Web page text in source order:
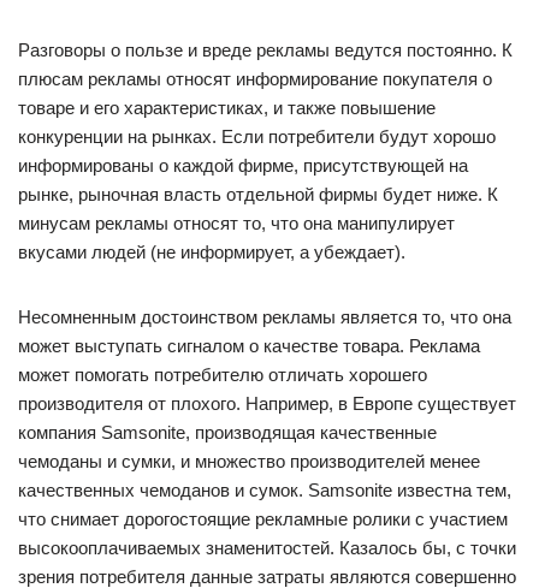
Разговоры о пользе и вреде рекламы ведутся постоянно. К
плюсам рекламы относят информирование покупателя о
товаре и его характеристиках, и также повышение
конкуренции на рынках. Если потребители будут хорошо
информированы о каждой фирме, присутствующей на
рынке, рыночная власть отдельной фирмы будет ниже. К
минусам рекламы относят то, что она манипулирует
вкусами людей (не информирует, а убеждает).
Несомненным достоинством рекламы является то, что она
может выступать сигналом о качестве товара. Реклама
может помогать потребителю отличать хорошего
производителя от плохого. Например, в Европе существует
компания Samsonite, производящая качественные
чемоданы и сумки, и множество производителей менее
качественных чемоданов и сумок. Samsonite известна тем,
что снимает дорогостоящие рекламные ролики с участием
высокооплачиваемых знаменитостей. Казалось бы, с точки
зрения потребителя данные затраты являются совершенно